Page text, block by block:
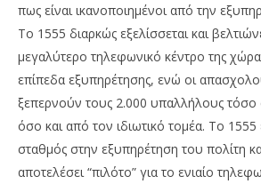
πως είναι ικανοποιημένοι από την
Το 1555 διαρκώς εξελίσσεται και
μεγαλύτερο τηλεφωνικό κέντρο της
επίπεδα εξυπηρέτησης, ενώ οι
ξεπερνούν τους 2.000 υπαλλήλους
όσο και από τον ιδιωτικό τομέα. Το 1555
σταθμός στην εξυπηρέτηση του πολίτη
αποτελέσει “πιλότο” για το ενιαίο